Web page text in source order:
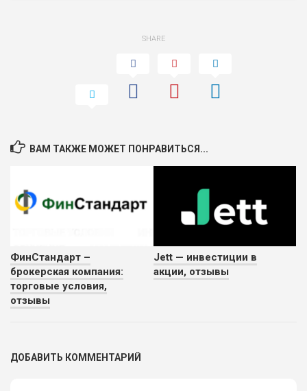
SHARE
ВАМ ТАКЖЕ МОЖЕТ ПОНРАВИТЬСЯ...
ФинСтандарт –
брокерская компания:
торговые условия,
отзывы
Jett — инвестиции в
акции, отзывы
ДОБАВИТЬ КОММЕНТАРИЙ